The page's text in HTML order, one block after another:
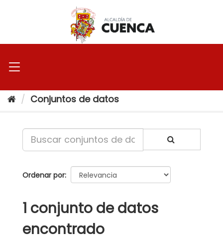
Conjuntos de datos
Ordenar por
1 conjunto de datos
encontrado